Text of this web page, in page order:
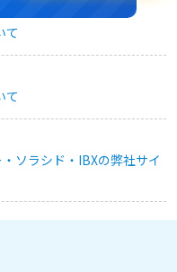
て
て
ソラシド・IBXの弊社サイ